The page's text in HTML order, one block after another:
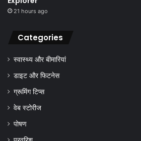
21 hours ago
Categories
स्वास्थ्य और बीमारियां
डाइट और फिटनेस
ग्रूमिंग टिप्स
वेब स्टोरीज
पोषण